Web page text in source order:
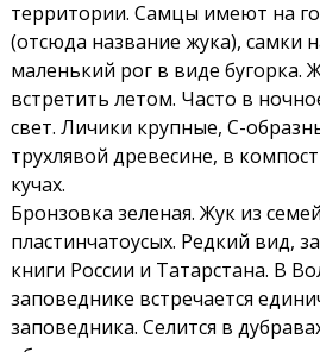
территории. Самцы имеют на
(отсюда название жука), самки
маленький рог в виде бугорка.
встретить летом. Часто в
свет. Личики крупные, С-
трухлявой древесине, в
кучах.
Бронзовка зеленая. Жук из
пластинчатоусых. Редкий вид,
книги России и Татарстана. В
заповеднике встречается
заповедника. Селится в